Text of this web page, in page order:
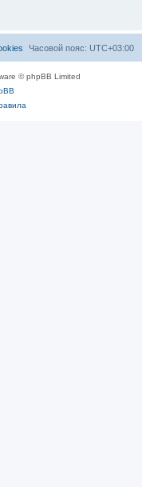
Часовой пояс: UTC+03:00
© phpBB Limited